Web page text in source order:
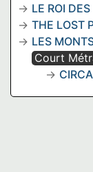
LE ROI DES
THE LOST
LES
Court